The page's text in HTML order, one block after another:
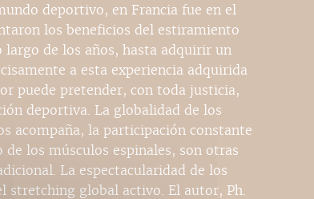
deportivo, en Francia fue en el
los beneficios del estiramiento
de los años, hasta adquirir un
a esta experiencia adquirida
puede pretender, con toda justicia,
deportiva. La globalidad de los
acompaña, la participación constante
los músculos espinales, son otras
La espectacularidad de los
stretching global activo. El autor, Ph.